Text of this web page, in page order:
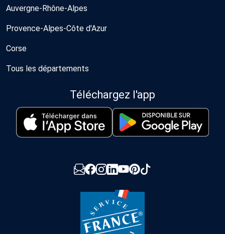
Auvergne-Rhône-Alpes
Provence-Alpes-Côte d'Azur
Corse
Tous les départements
Téléchargez l'app